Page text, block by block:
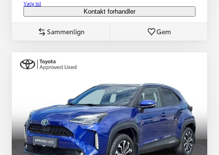
Vælg bil
Kontakt forhandler
Sammenlign Gem